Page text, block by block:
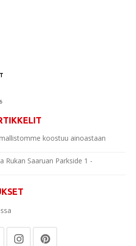
koostuu ainoastaan
Rukan Saaruan Parkside 1 -